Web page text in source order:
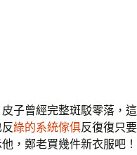
子曾經完整斑駁零落，這
綠的系統傢俱反復復只要
，鄭老買幾件新衣服吧！